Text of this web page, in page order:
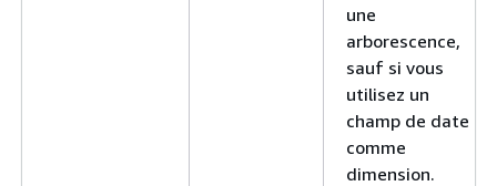
une
arborescence,
sauf si vous
utilisez un
champ de date
comme
dimension.